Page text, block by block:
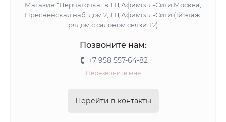
Магазин "Перчаточка" в ТЦ Афимолл-Сити Москва,
Пресненская наб. дом 2, ТЦ Афимолл-Сити (1й этаж,
рядом с салоном связи Т2)
Позвоните нам:
+7 958 557-64-82
Перезвоните мне
Перейти в контакты